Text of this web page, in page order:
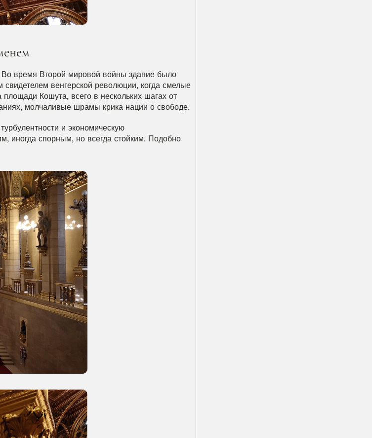
время Второй мировой войны здание было
венгерской революции, когда смелые
площади Кошута, всего в нескольких шагах от
молчаливые шрамы крика нации о свободе.
и экономическую
иногда спорным, но всегда стойким. Подобно